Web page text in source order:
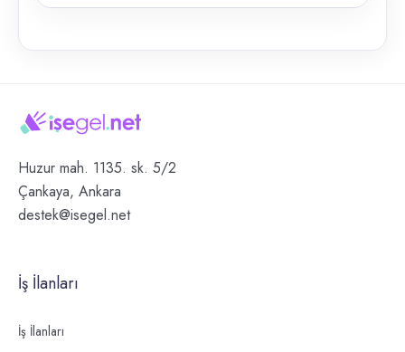
Huzur mah. 1135. sk. 5/2
Çankaya, Ankara
destek@isegel.net
İş İlanları
İş İlanları